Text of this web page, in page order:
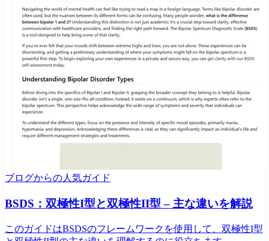
ブログからの人気ガイド
BSDS：双極性I型と双極性II型 – 主な違いを解説
このガイドはBSDSのフレームワークを使用して、双極性I型